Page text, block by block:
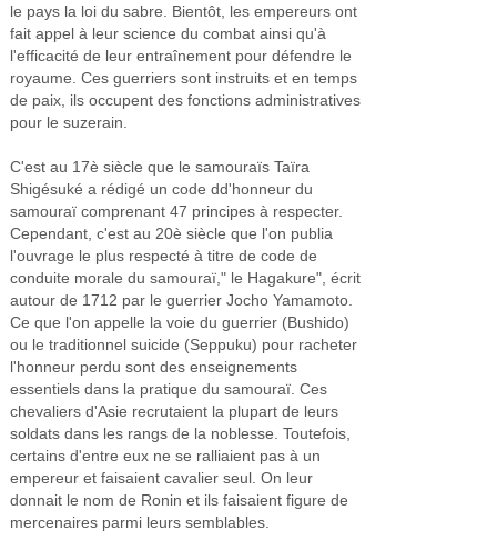
le pays la loi du sabre. Bientôt, les empereurs ont
fait appel à leur science du combat ainsi qu'à
l'efficacité de leur entraînement pour défendre le
royaume. Ces guerriers sont instruits et en temps
de paix, ils occupent des fonctions administratives
pour le suzerain.
C'est au 17è siècle que le samouraïs Taïra
Shigésuké a rédigé un code dd'honneur du
samouraï comprenant 47 principes à respecter.
Cependant, c'est au 20è siècle que l'on publia
l'ouvrage le plus respecté à titre de code de
conduite morale du samouraï," le Hagakure", écrit
autour de 1712 par le guerrier Jocho Yamamoto.
Ce que l'on appelle la voie du guerrier (Bushido)
ou le traditionnel suicide (Seppuku) pour racheter
l'honneur perdu sont des enseignements
essentiels dans la pratique du samouraï. Ces
chevaliers d'Asie recrutaient la plupart de leurs
soldats dans les rangs de la noblesse. Toutefois,
certains d'entre eux ne se ralliaient pas à un
empereur et faisaient cavalier seul. On leur
donnait le nom de Ronin et ils faisaient figure de
mercenaires parmi leurs semblables.